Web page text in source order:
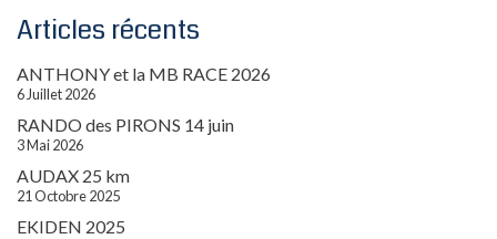
Articles récents
ANTHONY et la MB RACE 2026
6 Juillet 2026
RANDO des PIRONS 14 juin
3 Mai 2026
AUDAX 25 km
21 Octobre 2025
EKIDEN 2025